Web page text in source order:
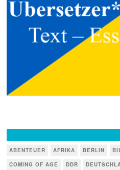
ABENTEUER AFRIKA BERLIN
COMING OF AGE
DDR